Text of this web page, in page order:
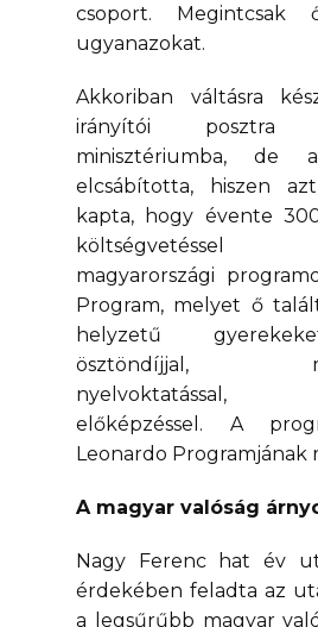
csoport.
ugyanazokat.
Akkoriban váltásra
irányítói
minisztériumba, de
elcsábította, hiszen
kapta, hogy évente
költségvetéssel
magyarországi
Program, melyet ő
helyzetű
ösztöndíjjal,
nyelvoktatással,
előképzéssel. A
Leonardo Programjának
A magyar valóság
Nagy Ferenc hat év
érdekében feladta az
a legsűrűbb magyar